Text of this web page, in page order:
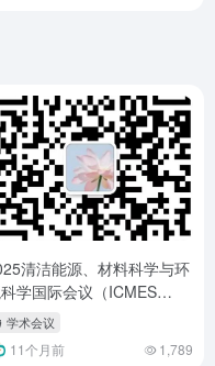
清洁能源、材料科学与环
学国际会议（ICMES
）
学术会议
11个月前 1,789